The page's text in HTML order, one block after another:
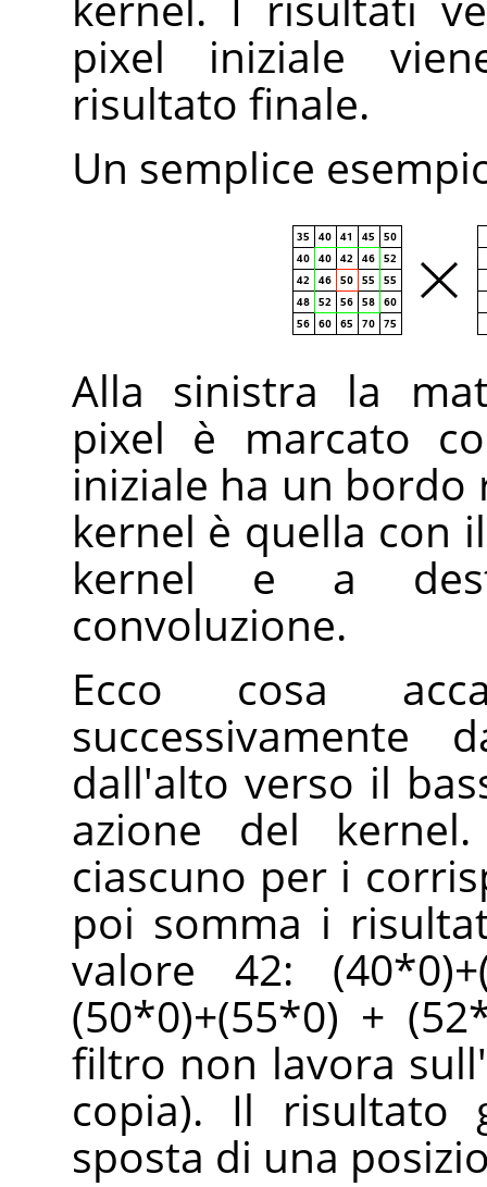
pixel iniziale
risultato finale.
Un semplice
Alla sinistra la
pixel è marcato
iniziale ha un bordo
kernel è quella con
kernel e a
convoluzione.
Ecco cosa
dall'alto verso il
azione del
ciascuno per i
poi somma i
valore 42:
(50*0)+(55*0) +
filtro non lavora
copia). Il
sposta di una